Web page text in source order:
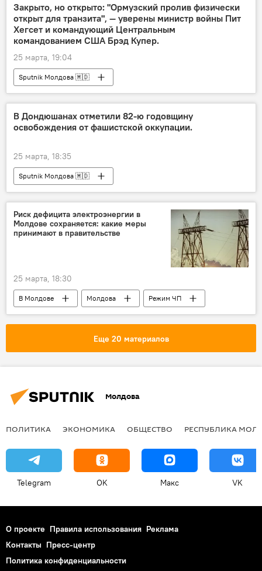
Закрыто, но открыто: "Ормузский пролив физически
открыт для транзита", — уверены министр войны Пит
Хегсет и командующий Центральным
командованием США Брэд Купер.
25 марта, 19:04
Sputnik Молдова 🇲🇩
В Дондюшанах отметили 82-ю годовщину
освобождения от фашистской оккупации.
25 марта, 18:35
Sputnik Молдова 🇲🇩
Риск дефицита электроэнергии в
Молдове сохраняется: какие меры
принимают в правительстве
25 марта, 18:30
В Молдове Молдова
Режим ЧП
Общество
Еще 20 материалов
Молдова
ПОЛИТИКА ЭКОНОМИКА ОБЩЕСТВО РЕСПУБЛИКА
Telegram OK Макс VK
О проекте Правила использования Реклама
Контакты Пресс-центр
Политика конфиденциальности